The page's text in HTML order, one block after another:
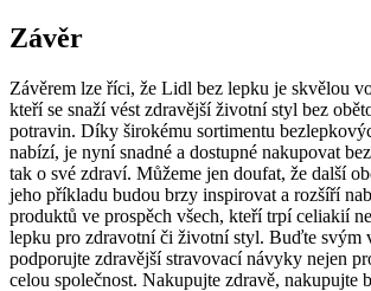
Závěr
Závěrem lze říci, že Lidl bez lepku je skvělou
kteří se snaží vést ‍zdravější životní‍ styl bez
potravin. ⁢Díky‍ širokému sortimentu
nabízí, je nyní snadné a⁢ dostupné nakupovat
tak o své zdraví. Můžeme jen doufat, že další
jeho příkladu budou brzy inspirovat a ‌rozšíří
produktů ve prospěch všech, kteří trpí celiakií
lepku ⁣pro zdravotní⁢ či životní styl. ⁢Buďte svým
podporujte zdravější stravovací návyky nejen
celou společnost. Nakupujte⁣ zdravě, nakupujte